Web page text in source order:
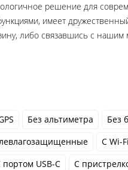
решение для
имеет
либо связавшись с
Без альтиметра Без
С Wi-Fi
портом USB-C С